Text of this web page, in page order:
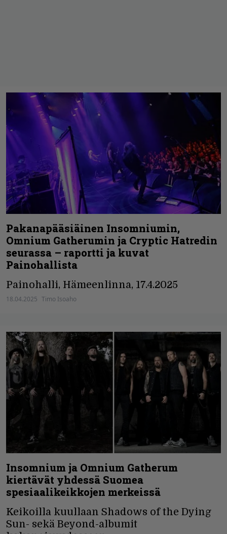
Pakanapääsiäinen Insomniumin,
Omnium Gatherumin ja Cryptic Hatredin
seurassa – raportti ja kuvat
Painohallista
Painohalli, Hämeenlinna, 17.4.2025
18.04.2025 Timo Isoaho
Insomnium ja Omnium Gatherum
kiertävät yhdessä Suomea
spesiaalikeikkojen merkeissä
Keikoilla kuullaan Shadows of the Dying
Sun- sekä Beyond-albumit